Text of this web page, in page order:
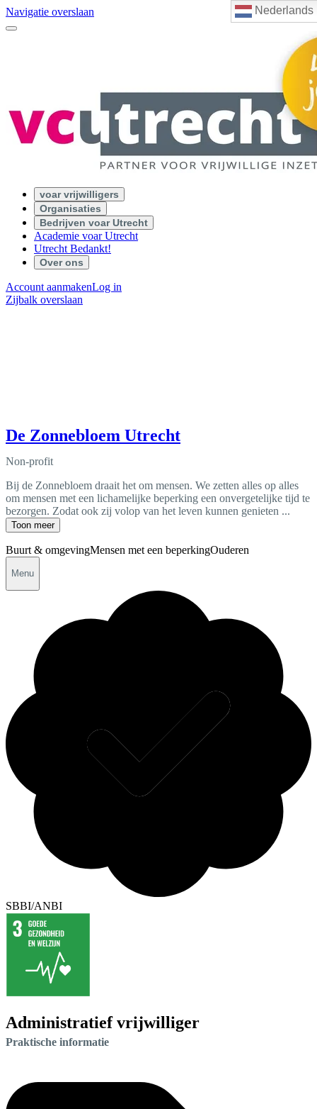
Nederlands
Navigatie overslaan
voar vrijwilligers
Organisaties
Bedrijven voar Utrecht
Academie voar Utrecht
Utrecht Bedankt!
Over ons
Account aanmakenLog in
Zijbalk overslaan
De Zonnebloem Utrecht
Non-profit
Bij de Zonnebloem draait het om mensen. We zetten alles op alles
om mensen met een lichamelijke beperking een onvergetelijke tijd te
bezorgen. Zodat ook zij volop van het leven kunnen genieten ...
Toon meer
Buurt & omgevingMensen met een beperkingOuderen
Menu
SBBI/ANBI
Administratief vrijwilliger
Praktische informatie